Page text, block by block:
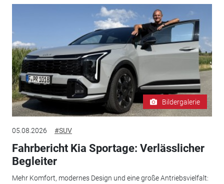
Bildergalerie
05.08.2026 #SUV
Fahrbericht Kia Sportage: Verlässlicher
Begleiter
Mehr Komfort, modernes Design und eine große Antriebsvielfalt: